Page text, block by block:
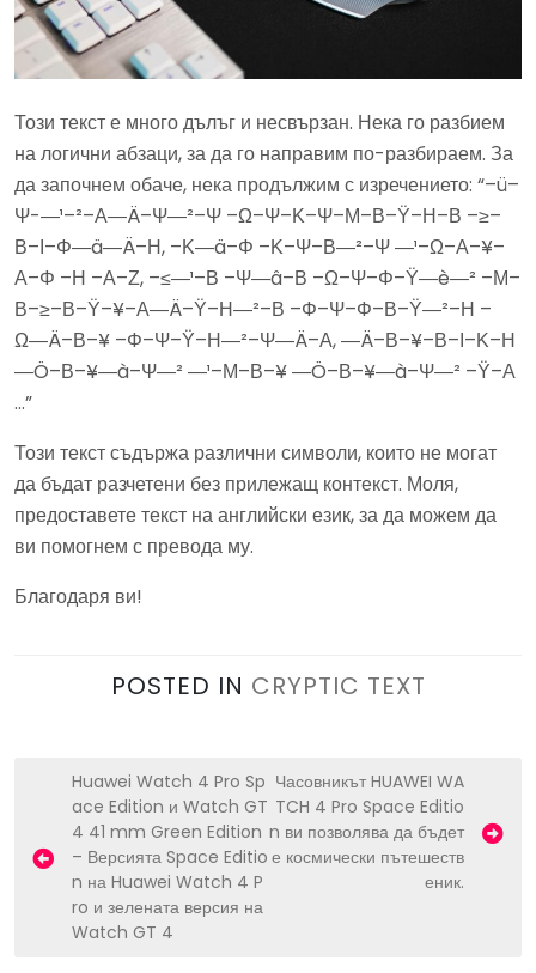
Този текст е много дълъг и несвързан. Нека го разбием
на логични абзаци, за да го направим по-разбираем. За
да започнем обаче, нека продължим с изречението: “–ü–
Ψ-―¹–²–Α―Ä–Ψ―²–Ψ –Ω–Ψ–Κ–Ψ–Μ–Β–Ϋ–Η–Β –≥–
Β–Ι–Φ―ä―Ä–Η, –Κ―ä–Φ –Κ–Ψ–Β―²–Ψ ―¹–Ω–Α–¥–
Α–Φ –Η –Α–Ζ, –≤―¹–Β –Ψ―â–Β –Ω–Ψ–Φ–Ϋ―è―² –Μ–
Β–≥–Β–Ϋ–¥–Α―Ä–Ϋ–Η―²–Β –Φ–Ψ–Φ–Β–Ϋ―²–Η –
Ω―Ä–Β–¥ –Φ–Ψ–Ϋ–Η―²–Ψ―Ä–Α, ―Ä–Β–¥–Β–Ι–Κ–Η
―Ö–Β–¥―à–Ψ―² ―¹–Μ–Β–¥ ―Ö–Β–¥―à–Ψ―² –Ϋ–Α
…”
Този текст съдържа различни символи, които не могат
да бъдат разчетени без прилежащ контекст. Моля,
предоставете текст на английски език, за да можем да
ви помогнем с превода му.
Благодаря ви!
POSTED IN CRYPTIC TEXT
s
Huawei Watch 4 Pro Sp
ace Edition и Watch GT
4 41 mm Green Edition
– Версията Space Editio
n на Huawei Watch 4 P
ro и зелената версия на
Watch GT 4
Часовникът HUAWEI WA
TCH 4 Pro Space Editio
n ви позволява да бъдет
е космически пътешеств
еник.